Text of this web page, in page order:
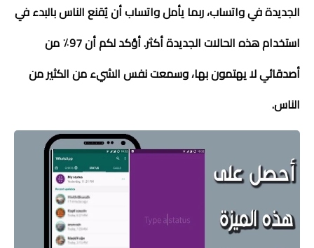
رياضة
الجديدة في واتساب،ربما يأمل واتساب أن يُقنع الناس بالبدء في
استخدام هذه الحالات الجديدة أكثر. أؤكد لكم أن 97٪ من
أصدقائي لا يهتمون بها، وسمعت نفس الشيء من الكثير من
الناس.